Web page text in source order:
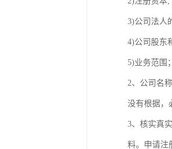
3)公司法人
4)公司股东
5)业务范围
2、公司名
没有根据，
3、核实真
料。申请注